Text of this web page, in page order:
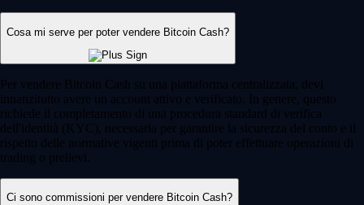
Cosa mi serve per poter vendere Bitcoin Cash?
Per vendere Bitcoin Cash su una piattaforma centralizzata, devi
innanzitutto avere un account attivo e verificato. In genere, questo
richiede il completamento di una procedura standard di verifica
dell'identità (KYC), necessaria per garantire la sicurezza del conto e il
rispetto delle normative vigenti prima di poter effettuare operazioni di
trading o prelievi.
Ci sono commissioni per vendere Bitcoin Cash?